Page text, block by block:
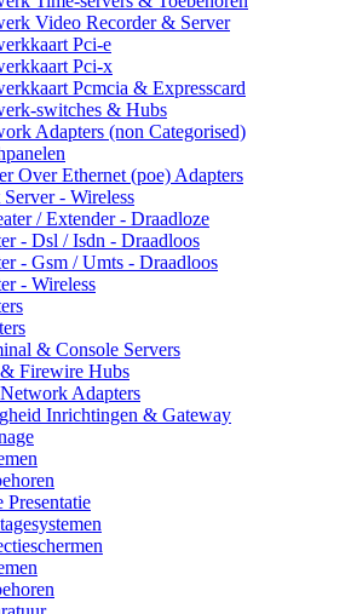
Video Recorder & Server
Pci-e
Pci-x
Pcmcia & Expresscard
switches & Hubs
Adapters (non Categorised)
Over Ethernet (poe) Adapters
- Wireless
/ Extender - Draadloze
- Dsl / Isdn - Draadloos
- Gsm / Umts - Draadloos
- Wireless
& Console Servers
Firewire Hubs
Adapters
Inrichtingen & Gateway
Presentatie